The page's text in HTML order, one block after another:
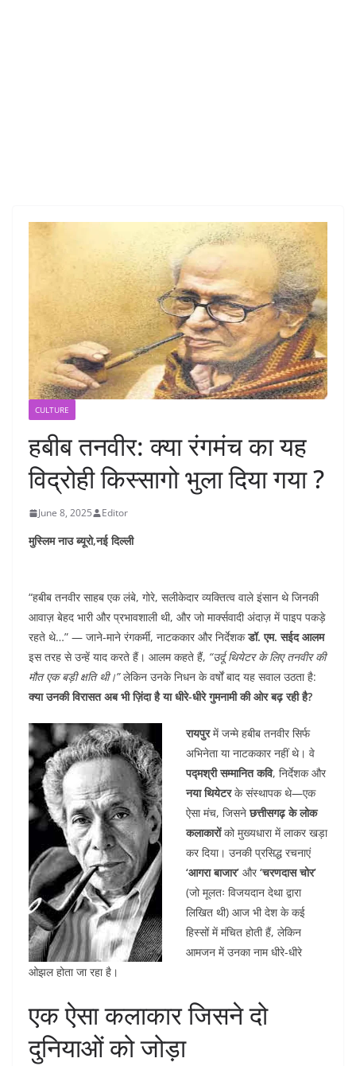
CULTURE
हबीब तनवीर: क्या रंगमंच का यह
विद्रोही किस्सागो भुला दिया गया ?
June 8, 2025 Editor
मुस्लिम नाउ ब्यूरो,नई दिल्ली
“हबीब तनवीर साहब एक लंबे, गोरे, सलीकेदार व्यक्तित्व वाले इंसान थे जिनकी
आवाज़ बेहद भारी और प्रभावशाली थी, और जो मार्क्सवादी अंदाज़ में पाइप पकड़े
रहते थे…” — जाने-माने रंगकर्मी, नाटककार और निर्देशकडॉ. एम. सईद आलम
इस तरह से उन्हें याद करते हैं। आलम कहते हैं, “उर्दू थियेटर के लिए तनवीर की
मौत एक बड़ी क्षति थी।”लेकिन उनके निधन के वर्षों बाद यह सवाल उठता है:
क्या उनकी विरासत अब भी ज़िंदा है या धीरे-धीरे गुमनामी की ओर बढ़ रही है?
रायपुरमें जन्मे हबीब तनवीर सिर्फ
अभिनेता या नाटककार नहीं थे। वे
पद्मश्री सम्मानित कवि, निर्देशक और
नया थियेटरके संस्थापक थे—एक
ऐसा मंच, जिसनेछत्तीसगढ़ के लोक
कलाकारोंको मुख्यधारा में लाकर खड़ा
कर दिया। उनकी प्रसिद्ध रचनाएं
‘आगरा बाजार’ और‘चरणदास चोर’
(जो मूलतः विजयदान देथा द्वारा
लिखित थी) आज भी देश के कई
हिस्सों में मंचित होती हैं, लेकिन
आमजन में उनका नाम धीरे-धीरे
ओझल होता जा रहा है।
एक ऐसा कलाकार जिसने दो
दुनियाओं को जोड़ा